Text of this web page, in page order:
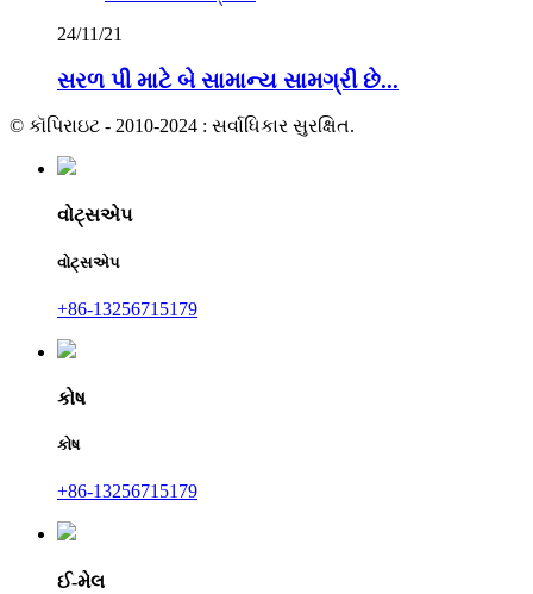
24/11/21
સરળ પી માટે બે સામાન્ય સામગ્રી છે...
© કૉપિરાઇટ - 2010-2024 : સર્વાધિકાર સુરક્ષિત.
વોટ્સએપ
વોટ્સએપ
+86-13256715179
કોષ
કોષ
+86-13256715179
ઈ-મેલ